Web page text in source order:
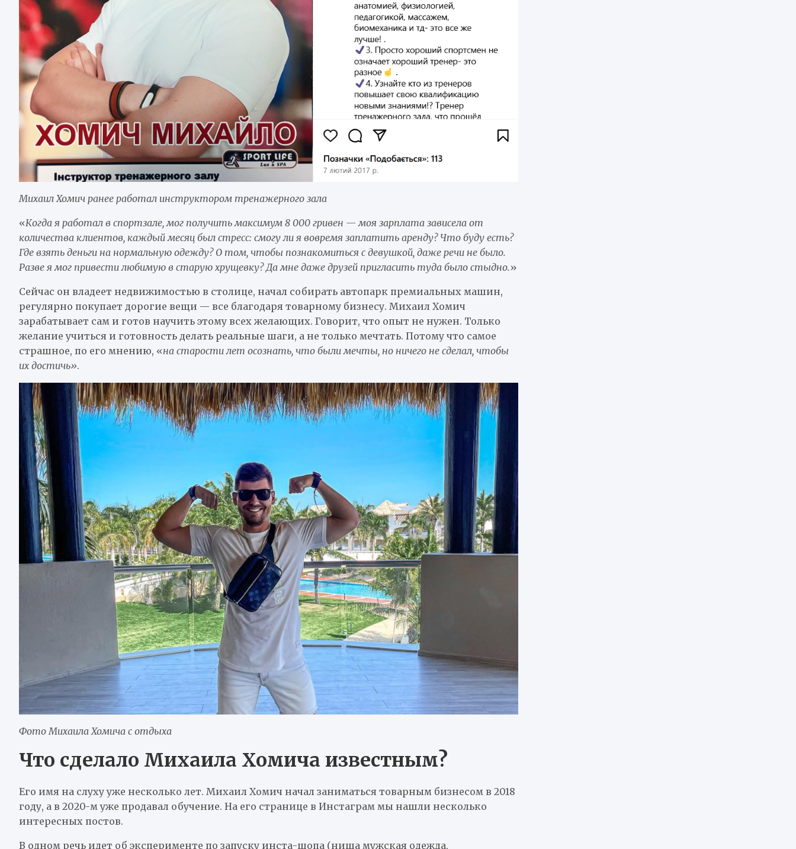
Михаил Хомич ранее работал инструктором тренажерного зала
«Когда я работал в спортзале, мог получить максимум 8 000 гривен — моя зарплата зависела от
количества клиентов, каждый месяц был стресс: смогу ли я вовремя заплатить аренду? Что буду есть?
Где взять деньги на нормальную одежду? О том, чтобы познакомиться с девушкой, даже речи не было.
Разве я мог привести любимую в старую хрущевку? Да мне даже друзей пригласить туда было стыдно.»
Сейчас он владеет недвижимостью в столице, начал собирать автопарк премиальных машин,
регулярно покупает дорогие вещи — все благодаря товарному бизнесу. Михаил Хомич
зарабатывает сам и готов научить этому всех желающих. Говорит, что опыт не нужен. Только
желание учиться и готовность делать реальные шаги, а не только мечтать. Потому что самое
страшное, по его мнению, «на старости лет осознать, что были мечты, но ничего не сделал, чтобы
их достичь».
Фото Михаила Хомича с отдыха
Что сделало Михаила Хомича известным?
Его имя на слуху уже несколько лет. Михаил Хомич начал заниматься товарным бизнесом в 2018
году, а в 2020-м уже продавал обучение. На его странице в Инстаграм мы нашли несколько
интересных постов.
В одном речь идет об эксперименте по запуску инста-шопа (ниша мужская одежда,